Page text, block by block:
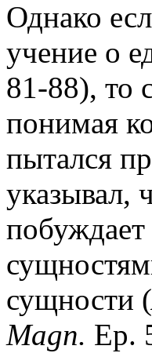
Однако
учение о
81-88), то
понимая
пытался
указывал,
сущности (
Magn. Ep.